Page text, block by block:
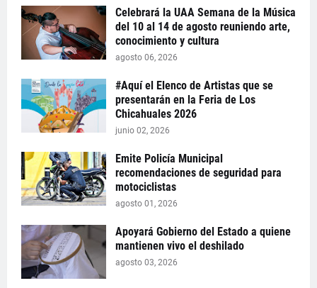
Celebrará la UAA Semana de la Música
del 10 al 14 de agosto reuniendo arte,
conocimiento y cultura
agosto 06, 2026
#Aquí el Elenco de Artistas que se
presentarán en la Feria de Los
Chicahuales 2026
junio 02, 2026
Emite Policía Municipal
recomendaciones de seguridad para
motociclistas
agosto 01, 2026
Apoyará Gobierno del Estado a quiene
mantienen vivo el deshilado
agosto 03, 2026